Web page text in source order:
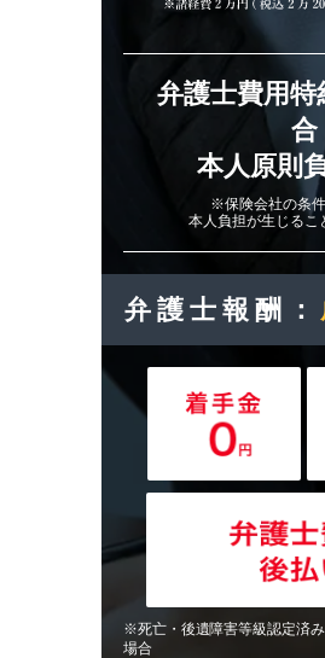
弁護士費用
合
本人原則
※保険会社の条
本人負担が生じるこ
弁護士報酬：
※死亡・後遺障害等級認定済
場合